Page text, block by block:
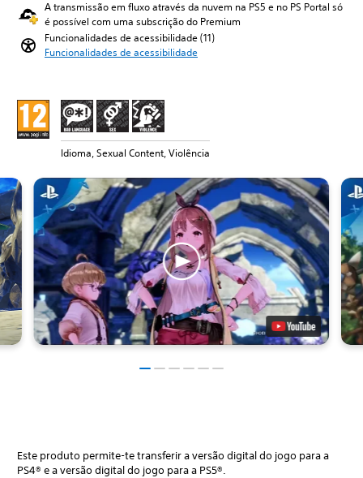
A transmissão em fluxo através da nuvem na PS5 e no PS Portal só
é possível com uma subscrição do Premium
Funcionalidades de acessibilidade (11)
Funcionalidades de acessibilidade
Idioma, Sexual Content, Violência
Este produto permite-te transferir a versão digital do jogo para a
PS4® e a versão digital do jogo para a PS5®.